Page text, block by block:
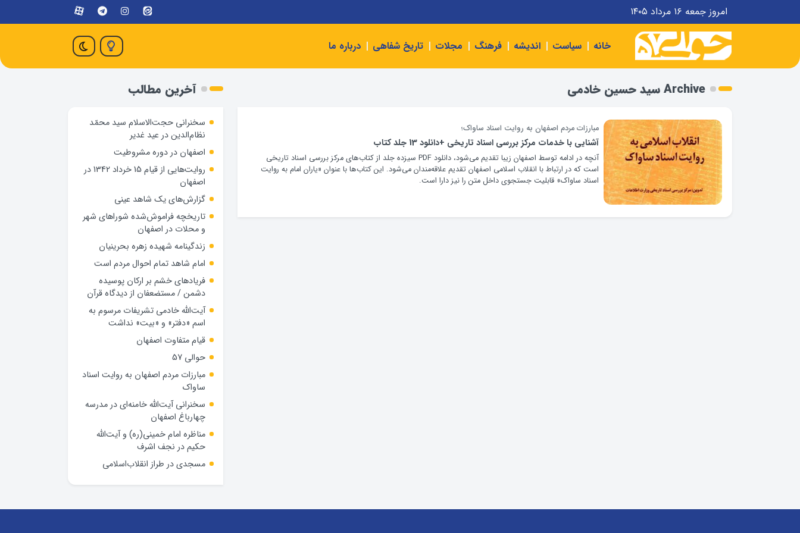
امروز جمعه ۱۶ مرداد ۱۴۰۵
خانه سیاست اندیشه فرهنگ مجلات تاریخ شفاهی درباره ما
Archive سید حسین خادمی
مبارزات مردم اصفهان به روایت اسناد ساواک؛
آشنایی با خدمات مرکز بررسی اسناد تاریخی +دانلود 13 جلد کتاب
آنچه در ادامه توسط اصفهان زیبا تقدیم می‌شود، دانلود PDF سیزده جلد از کتاب‌های مرکز بررسی اسناد تاریخی
است که در ارتباط با انقلاب اسلامی اصفهان تقدیم علاقه‌مندان می‌شود. این کتاب‌ها با عنوان «یاران امام به روایت
اسناد ساواک» قابلیت جستجوی داخل متن را نیز دارا است.
آخرین مطالب
سخنرانی حجت‌الاسلام سید محمّد
نظام‌الدین در عید غدیر
اصفهان در دوره مشروطیت
روایت‌هایی از قیام 15 خرداد 1342 در
اصفهان
گزارش‌های یک شاهد عینی
تاریخچه فراموش‌شده شوراهای شهر
و محلات در اصفهان
زندگینامه شهيده زهره بحرينيان
امام شاهد تمام احوال مردم است
فریادهای خشم بر ارکان پوسیده
دشمن / مستضعفان از دیدگاه قرآن
آیت‌الله خادمی تشریفات مرسوم به
اسم «دفتر» و «بیت» نداشت
قیام متفاوت اصفهان
حوالی 57
مبارزات مردم اصفهان به روایت اسناد
ساواک
سخنرانی آیت‌الله خامنه‌ای در مدرسه
چهارباغ اصفهان
مناظره امام خمینی(ره) و آیت‌الله
حکیم در نجف اشرف
مسجدی در طراز انقلاب‌اسلامی